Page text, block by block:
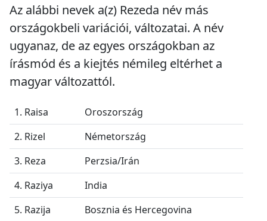
Az alábbi nevek a(z) Rezeda név más
országokbeli variációi, változatai. A név
ugyanaz, de az egyes országokban az
írásmód és a kiejtés némileg eltérhet a
magyar változattól.
1. Raisa
Oroszország
2. Rizel
Németország
3. Reza
Perzsia/Irán
4. Raziya
India
5. Razija
Bosznia és Hercegovina